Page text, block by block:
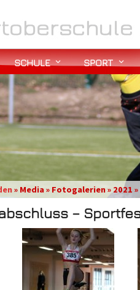
SCHULE SPORT
» Media » Fotogalerien » 2021
– Sportfest